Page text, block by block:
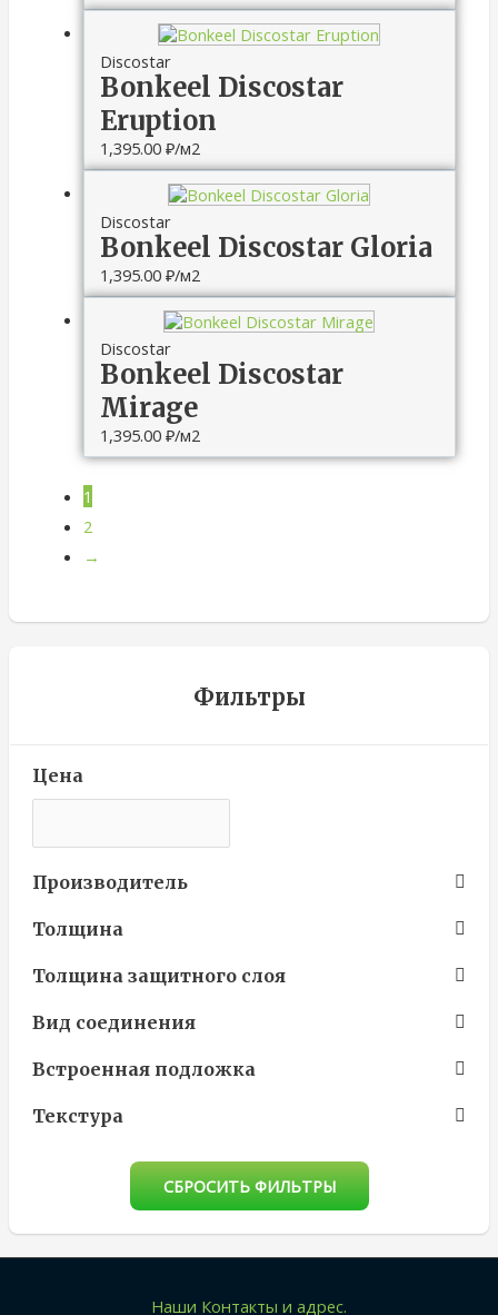
Discostar
Bonkeel Discostar
Eruption
1,395.00 ₽/м2
Discostar
Bonkeel Discostar Gloria
1,395.00 ₽/м2
Discostar
Bonkeel Discostar
Mirage
1,395.00 ₽/м2
1
2
→
Фильтры
Цена
Производитель
Толщина
Толщина защитного слоя
Вид соединения
Встроенная подложка
Текстура
СБРОСИТЬ ФИЛЬТРЫ
Наши Контакты и адрес.